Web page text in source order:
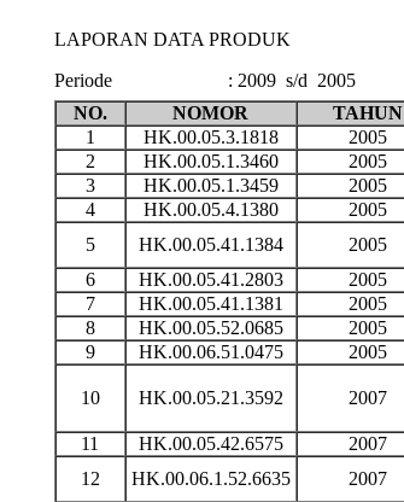
LAPORAN DATA PRODUK
Periode
: 2009 s/d 2005
NO.
NOMOR TAHUN
1
HK.00.05.3.1818 2005
2
HK.00.05.1.3460 2005
3
HK.00.05.1.3459 2005
4
HK.00.05.4.1380 2005
5
HK.00.05.41.1384 2005
6
HK.00.05.41.2803 2005
7
HK.00.05.41.1381 2005
8
HK.00.05.52.0685 2005
9
HK.00.06.51.0475 2005
10 HK.00.05.21.3592 2007
11 HK.00.05.42.6575 2007
12
HK.00.06.1.52.6635 2007